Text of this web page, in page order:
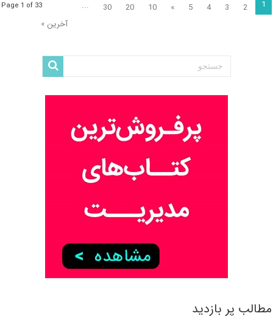
Page 1 of 33 1
2
3
4
5
»
10
20
30
...
آخرین »
مطالب پر بازدید